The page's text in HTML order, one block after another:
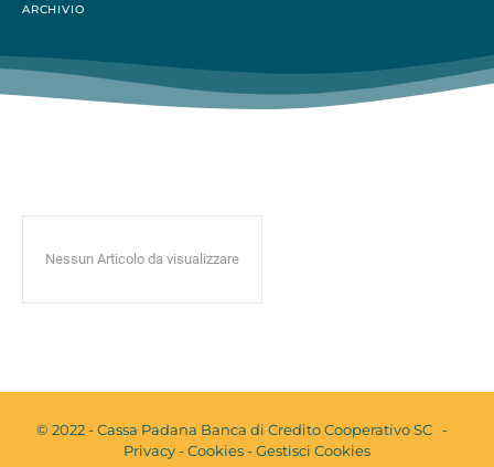
ARCHIVIO
Nessun Articolo da visualizzare
© 2022 - Cassa Padana Banca di Credito Cooperativo SC -
Privacy-Cookies-Gestisci Cookies